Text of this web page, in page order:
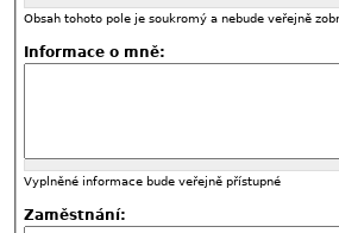
Obsah tohoto pole je soukromý a nebude veřejně
Informace o mně:
Vyplněné informace bude veřejně přístupné
Zaměstnání: